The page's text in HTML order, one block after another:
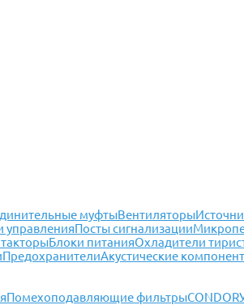
муфтыВентиляторы
управленияПосты сигнализации
Блоки питанияОхладители
ПредохранителиАкустические
Помехоподавляющие фильтрыCONDOR